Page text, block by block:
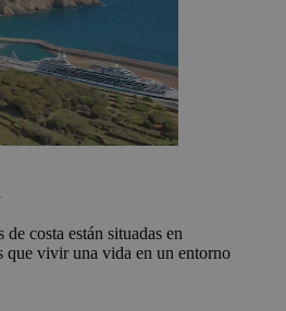
costa están situadas en
que vivir una vida en un entorno